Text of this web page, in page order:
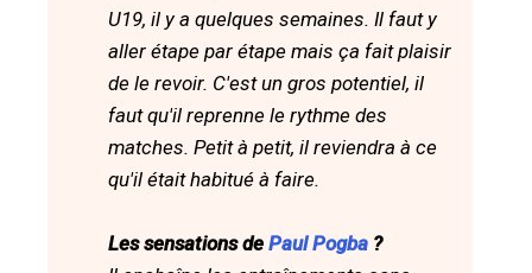
U19, il y a quelques semaines. Il faut y
aller étape par étape mais ça fait plaisir
de le revoir. C'est un gros potentiel, il
faut qu'il reprenne le rythme des
matches. Petit à petit, il reviendra à ce
qu'il était habitué à faire.
Les sensations de Paul Pogba ?